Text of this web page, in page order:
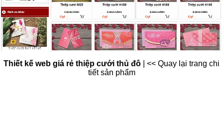
Thiết kế web giá rẻ thiệp cưới thủ đô
<< Quay lại trang chi
tiết sản phẩm